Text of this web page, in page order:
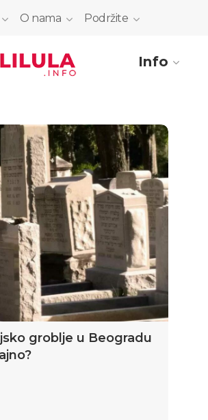
O nama Podržite
Info
groblje u Beogradu